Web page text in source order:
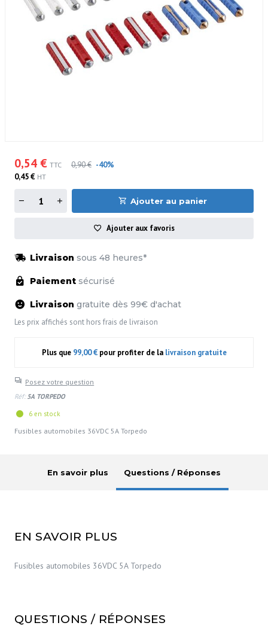
0,54 € TTC 0,90 € -40%
0,45 € HT
Ajouter au panier
Ajouter aux favoris
Livraison sous 48 heures*
Paiement sécurisé
Livraison gratuite dès 99€ d'achat
Les prix affichés sont hors frais de livraison
Plus que 99,00 €pour profiter de la livraison gratuite
Posez votre question
Réf: 5A TORPEDO
6 en stock
Fusibles automobiles 36VDC 5A Torpedo
En savoir plus Questions / Réponses
EN SAVOIR PLUS
Fusibles automobiles 36VDC 5A Torpedo
QUESTIONS / RÉPONSES